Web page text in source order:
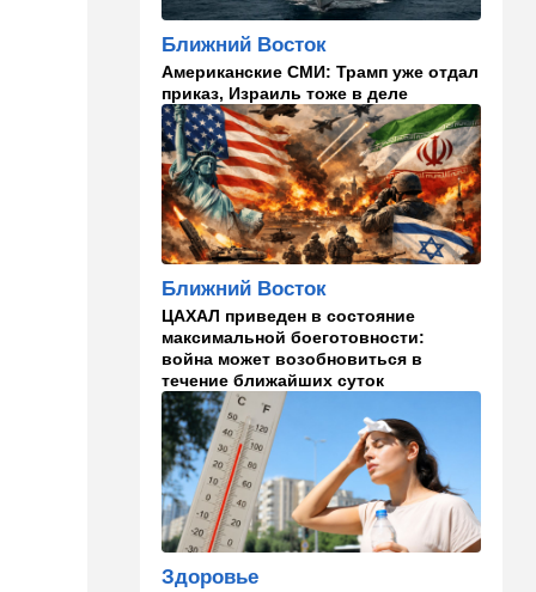
главаря ХАМАСа:
решение"
15:54 Ближний Восток
Расследование инцидента у
деревни Тель: ошибки
армии и героизм бойцов
15:36 В мире
Еще одно громкое
производитель "Упырей" - в
реанимации
15:10 Здоровье
Кишечник - второй мозг
человека и дирижер
иммунной системы
14:45 Ближний Восток
Даже Пезешкиан психанул:
загадка Моджтабы Хаменеи
становится все страннее
Ближний Восток
Американские СМИ: Трамп уже отдал
приказ, Израиль тоже в деле
Ближний Восток
ЦАХАЛ приведен в состояние
максимальной боеготовности:
война может возобновиться в
течение ближайших суток
Здоровье